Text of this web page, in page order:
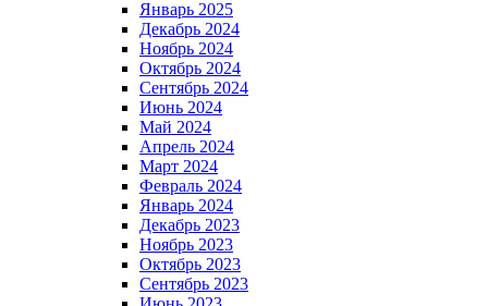
Январь 2025
Декабрь 2024
Ноябрь 2024
Октябрь 2024
Сентябрь 2024
Июнь 2024
Май 2024
Апрель 2024
Март 2024
Февраль 2024
Январь 2024
Декабрь 2023
Ноябрь 2023
Октябрь 2023
Сентябрь 2023